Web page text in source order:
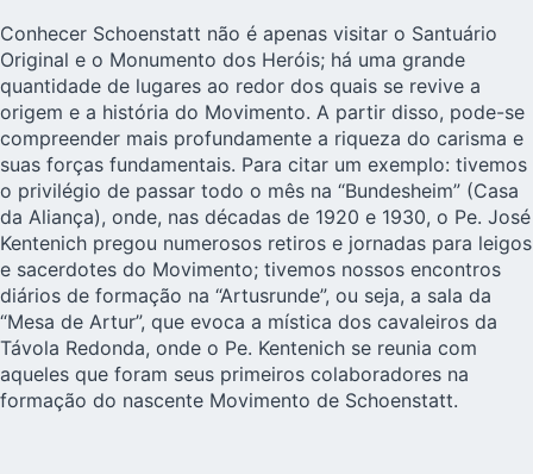
Conhecer Schoenstatt não é apenas visitar o Santuário
Original e o Monumento dos Heróis; há uma grande
quantidade de lugares ao redor dos quais se revive a
origem e a história do Movimento. A partir disso, pode-se
compreender mais profundamente a riqueza do carisma e
suas forças fundamentais. Para citar um exemplo: tivemos
o privilégio de passar todo o mês na “Bundesheim” (Casa
da Aliança), onde, nas décadas de 1920 e 1930, o Pe. José
Kentenich pregou numerosos retiros e jornadas para leigos
e sacerdotes do Movimento; tivemos nossos encontros
diários de formação na “Artusrunde”, ou seja, a sala da
“Mesa de Artur”, que evoca a mística dos cavaleiros da
Távola Redonda, onde o Pe. Kentenich se reunia com
aqueles que foram seus primeiros colaboradores na
formação do nascente Movimento de Schoenstatt.